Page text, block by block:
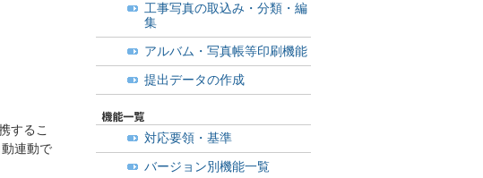
するこ
連動で
工事写真の取込み・分類・編
集
アルバム・写真帳等印刷機能
提出データの作成
対応要領・基準
バージョン別機能一覧